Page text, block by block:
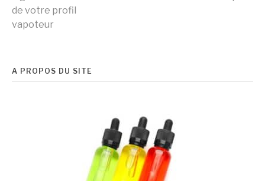
suite
de votre profil
vapoteur
A PROPOS DU SITE